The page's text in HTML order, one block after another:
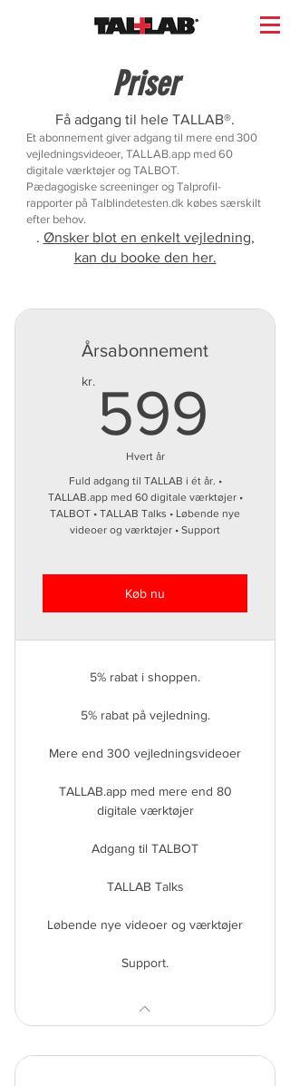
Priser
Få adgang til hele TALLAB®.
Et abonnement giver adgang til mere end 300
vejledningsvideoer, TALLAB.app med 60
digitale værktøjer og TALBOT.
Pædagogiske screeninger og Talprofil-
rapporter på Talblindetesten.dk købes særskilt
efter behov.
. Ønsker blot en enkelt vejledning,
kan du booke den her.
Årsabonnement
kr. 599
Hvert år
Fuld adgang til TALLAB i ét år. •
TALLAB.app med 60 digitale værktøjer •
TALBOT • TALLAB Talks • Løbende nye
videoer og værktøjer • Support
Køb nu
5% rabat i shoppen.
5% rabat på vejledning.
Mere end 300 vejledningsvideoer
TALLAB.app med mere end 80
digitale værktøjer
Adgang til TALBOT
TALLAB Talks
Løbende nye videoer og værktøjer
Support.